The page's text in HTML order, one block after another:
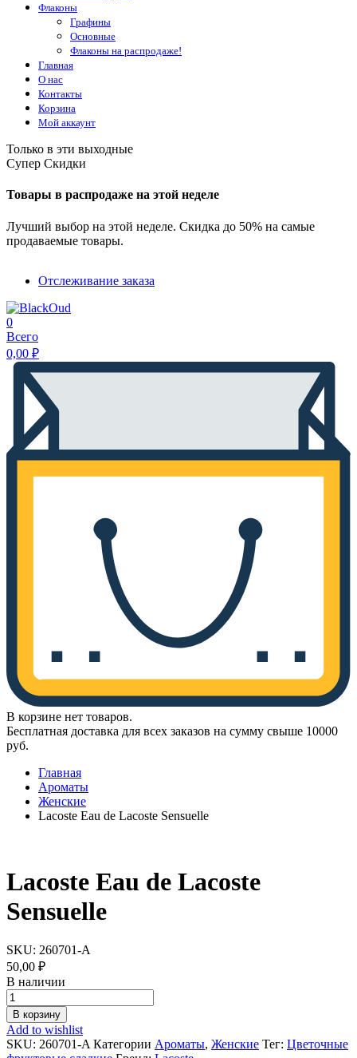
Флаконы
Графины
Основные
Флаконы на распродаже!
Главная
О нас
Контакты
Корзина
Мой аккаунт
Только в эти выходные
Супер Скидки
Товары в распродаже на этой неделе
Лучший выбор на этой неделе. Скидка до 50% на самые
продаваемые товары.
Отслеживание заказа
0
Всего
0,00 ₽
В корзине нет товаров.
Бесплатная доставка для всех заказов на сумму свыше 10000
руб.
Главная
Ароматы
Женские
Lacoste Eau de Lacoste Sensuelle
Lacoste Eau de Lacoste
Sensuelle
SKU: 260701-A
50,00 ₽
В наличии
Lacoste
Eau
de
Lacoste
Sensuelle
В корзину
Add to wishlist
SKU: 260701-A Категории Ароматы, Женские Тег: Цветочные